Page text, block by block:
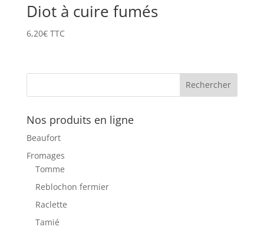
Diot à cuire fumés
6,20€ TTC
Nos produits en ligne
Beaufort
Fromages
Tomme
Reblochon fermier
Raclette
Tamié